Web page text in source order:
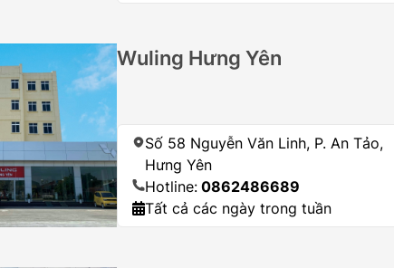
Wuling Hưng Yên
Số 58 Nguyễn Văn Linh, P. An Tảo,
Hưng Yên
Hotline: 0862486689
Tất cả các ngày trong tuần